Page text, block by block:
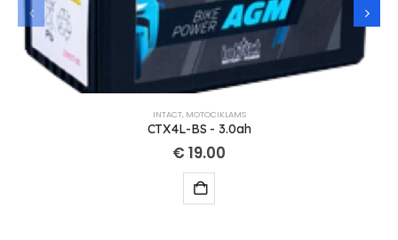
INTACT, MOTOCIKLAMS
CTX4L-BS - 3.0ah
€ 19.00